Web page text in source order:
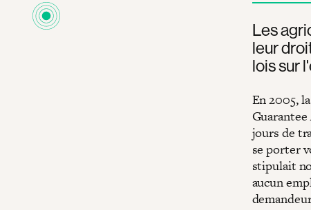
Les
leur
lois sur
En 2005,
jours de
se porter
stipulait
aucun